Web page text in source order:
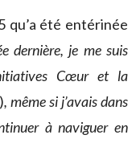
qu’a été entérinée
dernière, je me suis
Cœur et la
, même si j’avais dans
à naviguer en